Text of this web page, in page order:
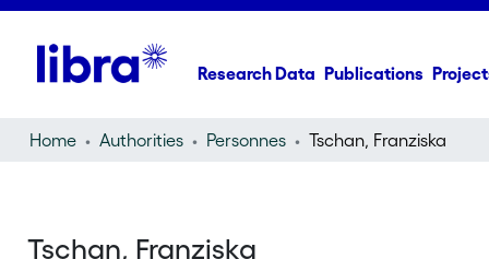
Research Data Publications
Home Authorities Personnes Tschan, Franziska
Tschan, Franziska